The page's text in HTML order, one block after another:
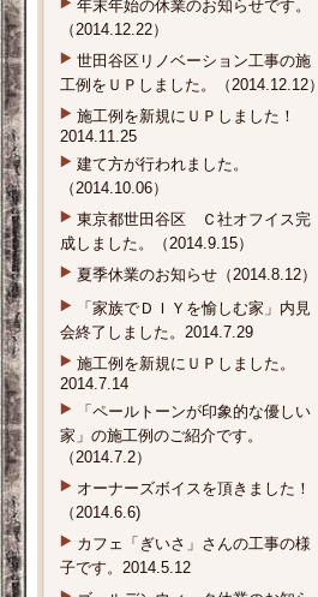
年末年始の休業のお知らせです。
（2014.12.22）
世田谷区リノベーション工事の施
工例をＵＰしました。（2014.12.12）
施工例を新規にＵＰしました！
2014.11.25
建て方が行われました。
（2014.10.06）
東京都世田谷区 Ｃ社オフイス完
成しました。（2014.9.15）
夏季休業のお知らせ（2014.8.12）
「家族でＤＩＹを愉しむ家」内見
会終了しました。2014.7.29
施工例を新規にＵＰしました。
2014.7.14
「ペールトーンが印象的な優しい
家」の施工例のご紹介です。
（2014.7.2）
オーナーズボイスを頂きました！
（2014.6.6)
カフェ「ぎいさ」さんの工事の様
子です。2014.5.12